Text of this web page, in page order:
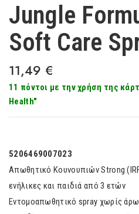
Jungle
Soft Care
11,49 €
5206469007023
Απωθητικό Κουνουπιών Strong
ενήλικες και παιδιά από 3 ετών
Εντομοαπωθητικό spray χωρίς
11 πόντοι με την χρήση της
Health"